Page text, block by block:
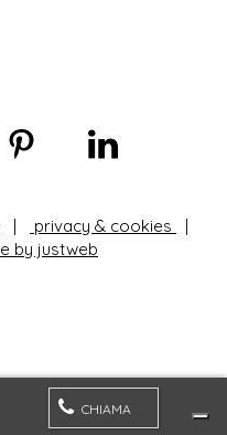
CHIAMA
| privacy & cookies
|
by justweb